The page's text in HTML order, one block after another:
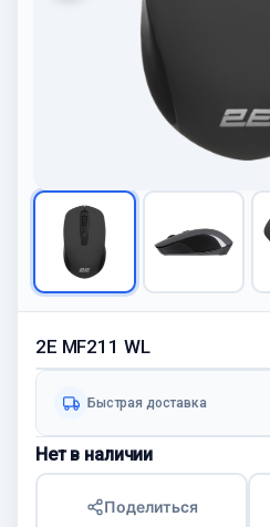
2E MF211 WL
Быстрая доставка
Нет в наличии
Поделиться